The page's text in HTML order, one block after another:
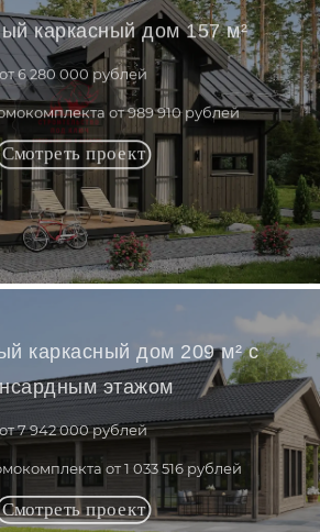
каркасный дом 157 м²
от 6 280 000 рублей
от 989 910 рублей
каркасный дом 209 м² с
этажом
от 7 942 000 рублей
от 1 033 516 рублей